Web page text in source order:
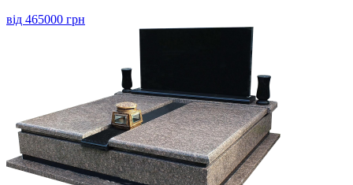
від 465000 грн